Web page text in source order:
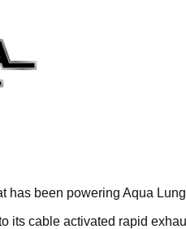
has been powering Aqua
its cable activated rapid